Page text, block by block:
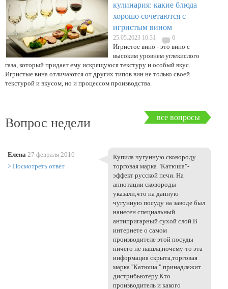
кулинария: какие блюда
хорошо сочетаются с
игристым вином
25.05.2023 10:31
0
Игристое вино - это вино с
высоким уровнем углекислого
газа, который придает ему искрящуюся текстуру и особый вкус.
Игристые вина отличаются от других типов вин не только своей
текстурой и вкусом, но и процессом производства.
все вопросы
Вопрос недели
Купила чугунную сковороду
торговая марка "Катюша"-
эффект русской печи. На
аннотации сковороды
указали,что на данную
чугунную посуду на заводе был
нанесен специальный
антипригарный сухой слой.В
интернете о самом
производителе этой посуды
ничего не нашла,почему-то эта
информация скрыта,торговая
марка ''Катюша " принадлежит
дистрибьютеру.Кто
производитель и какого
Елена 27 февраля 2016
> Посмотреть ответ